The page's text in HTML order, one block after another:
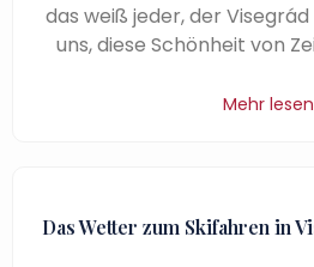
das weiß jeder, der
uns, diese Schönheit von
Mehr lesen
Das Wetter zum Skifahren in